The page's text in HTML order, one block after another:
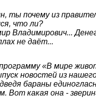
ты почему из
что ли?
Владимирович...
не даёт...
«В мире
новостей из
бараны
Вот какая она -